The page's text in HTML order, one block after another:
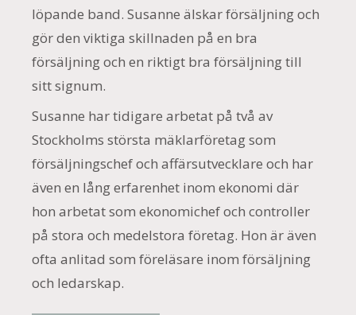
löpande band. Susanne älskar försäljning och
gör den viktiga skillnaden på en bra
försäljning och en riktigt bra försäljning till
sitt signum.
Susanne har tidigare arbetat på två av
Stockholms största mäklarföretag som
försäljningschef och affärsutvecklare och har
även en lång erfarenhet inom ekonomi där
hon arbetat som ekonomichef och controller
på stora och medelstora företag. Hon är även
ofta anlitad som föreläsare inom försäljning
och ledarskap.